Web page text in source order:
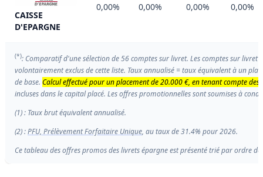
CAISSE
D'EPARGNE
0,00% 0,00% 0,00% 0,00%
(*): Comparatif d'une sélection de 56 comptes sur livret. Les comptes sur
volontairement exclus de cette liste. Taux annualisé = taux équivalent à un
de base. Calcul effectué pour un placement de 20.000 €, en tenant compte
incluses dans le capital placé. Les offres promotionnelles sont soumises à
(1) : Taux brut équivalent annualisé.
(2) :PFU, Prélèvement Forfaitaire Unique, au taux de 31.4% pour 2026.
Ce tableau des offres promos des livrets épargne est présenté trié par